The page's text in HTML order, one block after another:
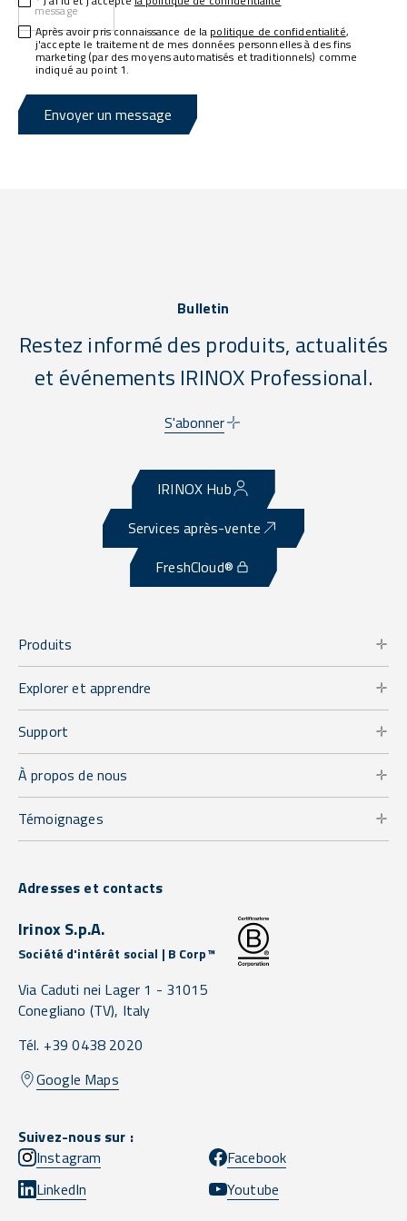
message
Après avoir pris connaissance de la politique de confidentialité,
j'accepte le traitement de mes données personnelles à des fins
marketing (par des moyens automatisés et traditionnels) comme
indiqué au point 1.
Envoyer un message
Bulletin
Restez informé des produits, actualités
et événements IRINOX Professional.
S'abonner
IRINOX Hub
Services après-vente
FreshCloud®
Produits
Explorer et apprendre
Support
À propos de nous
Témoignages
Adresses et contacts
Irinox S.p.A.
Société d'intérêt social | B Corp™
Via Caduti nei Lager 1 - 31015
Conegliano (TV), Italy
Tél. +39 0438 2020
Google Maps
Suivez-nous sur :
Instagram
Facebook
LinkedIn
Youtube